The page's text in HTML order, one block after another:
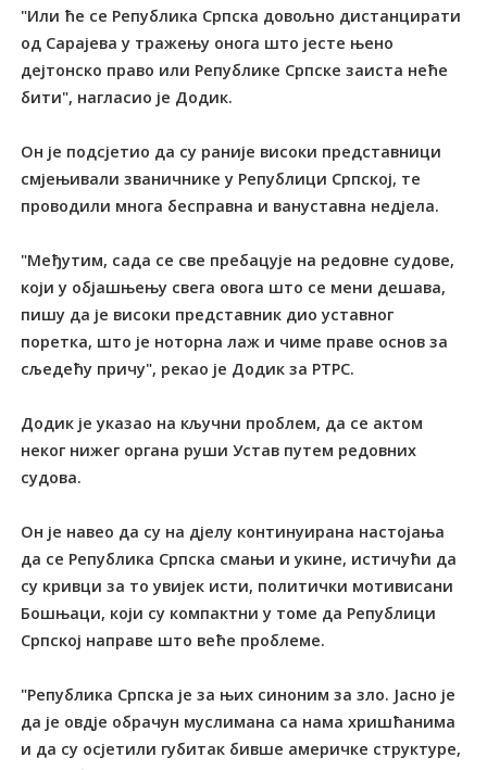
"Или ће се Република Српска довољно дистанцирати
од Сарајева у тражењу онога што јесте њено
дејтонско право или Републике Српске заиста неће
бити", нагласио је Додик.
Он је подсјетио да су раније високи представници
смјењивали званичнике у Републици Српској, те
проводили многа бесправна и вануставна недјела.
"Међутим, сада се све пребацује на редовне судове,
који у објашњењу свега овога што се мени дешава,
пишу да је високи представник дио уставног
поретка, што је ноторна лаж и чиме праве основ за
сљедећу причу", рекао је Додик за РТРС.
Додик је указао на кључни проблем, да се актом
неког нижег органа руши Устав путем редовних
судова.
Он је навео да су на дјелу континуирана настојања
да се Република Српска смањи и укине, истичући да
су кривци за то увијек исти, политички мотивисани
Бошњаци, који су компактни у томе да Републици
Српској направе што веће проблеме.
"Република Српска је за њих синоним за зло. Јасно је
да је овдје обрачун муслимана са нама хришћанима
и да су осјетили губитак бивше америчке структуре,